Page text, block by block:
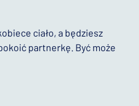
ciało, a będziesz
partnerkę. Być może